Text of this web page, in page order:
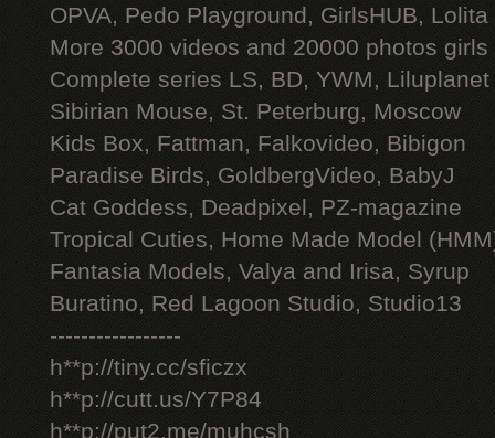
OPVA, Pedo Playground, GirlsHUB, Lolita
More 3000 videos and 20000 photos
Complete series LS, BD, YWM, Liluplanet
Sibirian Mouse, St. Peterburg, Moscow
Kids Box, Fattman, Falkovideo, Bibigon
Paradise Birds, GoldbergVideo, BabyJ
Cat Goddess, Deadpixel, PZ-magazine
Tropical Cuties, Home Made Model
Fantasia Models, Valya and Irisa, Syrup
Buratino, Red Lagoon Studio, Studio13
-----------------
h**p://tiny.cc/sficzx
h**p://cutt.us/Y7P84
h**p://put2.me/muhcsh